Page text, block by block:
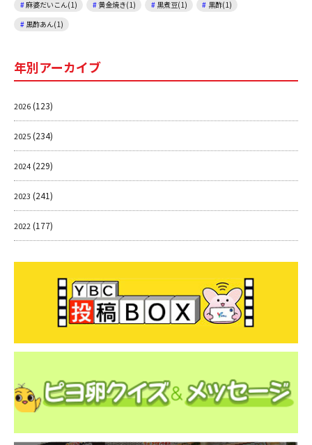
麻婆だいこん(1)
黄金焼き(1) 黒煮豆(1)
黒酢(1)
黒酢あん(1)
年別アーカイブ
2026(123)
2025(234)
2024(229)
2023 (241)
2022(177)